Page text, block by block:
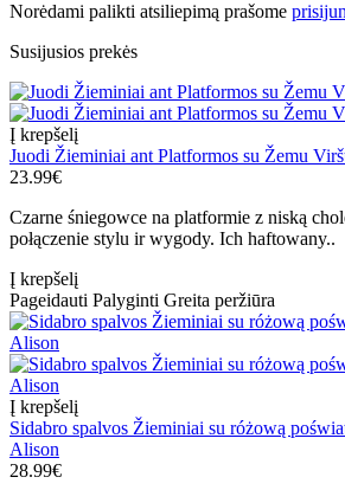
Norėdami palikti atsiliepimą prašome
Susijusios prekės
Į krepšelį
Juodi Žieminiai ant Platformos su Žemu
23.99€
Czarne śniegowce na platformie z niską
połączenie stylu ir wygody. Ich haftowany..
Į krepšelį
Pageidauti Palyginti Greita peržiūra
Į krepšelį
Sidabro spalvos Žieminiai su różową
Alison
28.99€